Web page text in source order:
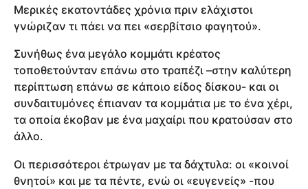
Μερικές εκατοντάδες χρόνια πριν ελάχιστοι
γνώριζαν τι πάει να πει «σερβίτσιο φαγητού».
Συνήθως ένα μεγάλο κομμάτι κρέατος
τοποθετούνταν επάνω στο τραπέζι –στην καλύτερη
περίπτωση επάνω σε κάποιο είδος δίσκου- και οι
συνδαιτυμόνες έπιαναν τα κομμάτια με το ένα χέρι,
τα οποία έκοβαν με ένα μαχαίρι που κρατούσαν στο
άλλο.
Οι περισσότεροι έτρωγαν με τα δάχτυλα: οι «κοινοί
θνητοί» και με τα πέντε, ενώ οι «ευγενείς» -που